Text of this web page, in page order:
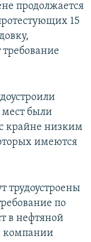
продолжается
15
мест были
крайне низким
имеются
трудоустроены
по
в нефтяной
компании